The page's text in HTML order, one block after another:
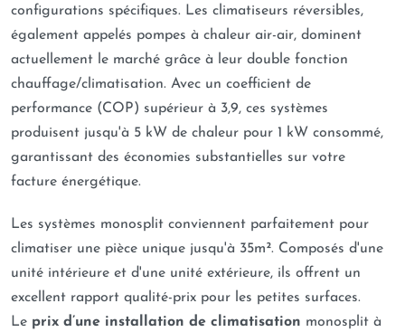
configurations spécifiques. Les climatiseurs réversibles,
également appelés pompes à chaleur air-air, dominent
actuellement le marché grâce à leur double fonction
chauffage/climatisation. Avec un coefficient de
performance (COP) supérieur à 3,9, ces systèmes
produisent jusqu'à 5 kW de chaleur pour 1 kW consommé,
garantissant des économies substantielles sur votre
facture énergétique.
Les systèmes monosplit conviennent parfaitement pour
climatiser une pièce unique jusqu'à 35m². Composés d'une
unité intérieure et d'une unité extérieure, ils offrent un
excellent rapport qualité-prix pour les petites surfaces.
Le prix d’une installation de climatisation monosplit à